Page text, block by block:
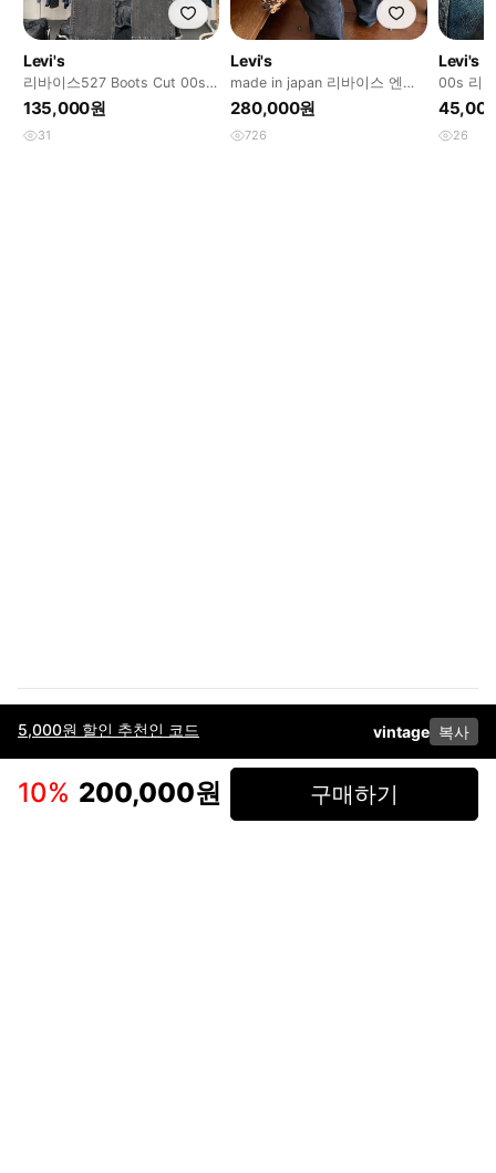
5,000원 할인 추천인 코드 vintage 복사
10% 200,000원 구매하기
Levi's
리바이스527 Boots Cut 00s
35사이즈 a6040
135,000원
31
Levi's
made in japan 리바이스 엔지
니어드진 신치백 33
280,000원
726
Levi's
00s 리
26
이용약관고객센터판매개인정보 처리방침사업자 정보다운로드
인스타그램
페이스북